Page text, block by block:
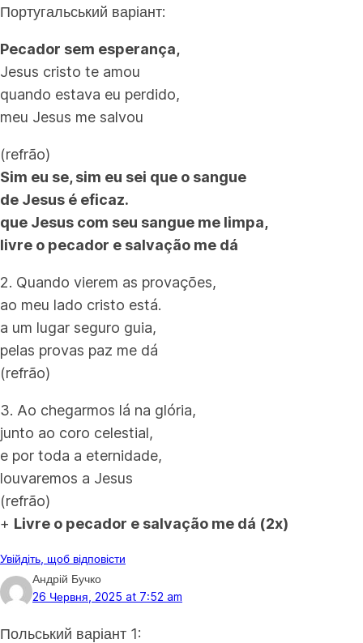
Португальський варіант:
Pecador sem esperança,
Jesus cristo te amou
quando estava eu perdido,
meu Jesus me salvou
(refrão)
Sim eu se, sim eu sei que o sangue
de Jesus é eficaz.
que Jesus com seu sangue me limpa,
livre o pecador e salvação me dá
2. Quando vierem as provações,
ao meu lado cristo está.
a um lugar seguro guia,
pelas provas paz me dá
(refrão)
3. Ao chegarmos lá na glória,
junto ao coro celestial,
e por toda a eternidade,
louvaremos a Jesus
(refrão)
+ Livre o pecador e salvação me dá (2x)
Увійдіть, щоб відповісти
Андрій Бучко
26 Червня, 2025 at 7:52 am
Польський варіант 1: